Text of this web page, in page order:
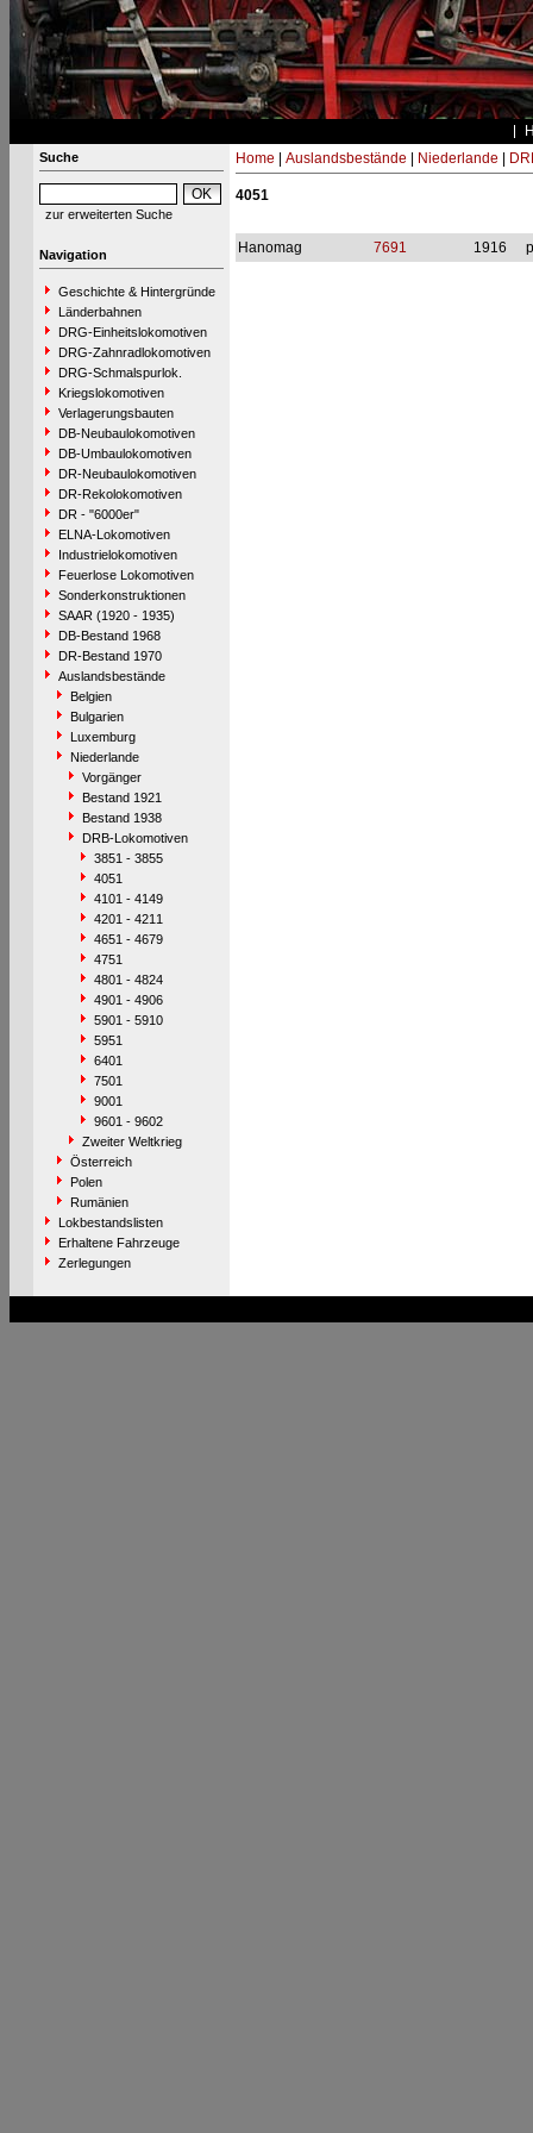
Suche
zur erweiterten Suche
Navigation
Geschichte & Hintergründe
Länderbahnen
DRG-Einheitslokomotiven
DRG-Zahnradlokomotiven
DRG-Schmalspurlok.
Kriegslokomotiven
Verlagerungsbauten
DB-Neubaulokomotiven
DB-Umbaulokomotiven
DR-Neubaulokomotiven
DR-Rekolokomotiven
DR - "6000er"
ELNA-Lokomotiven
Industrielokomotiven
Feuerlose Lokomotiven
Sonderkonstruktionen
SAAR (1920 - 1935)
DB-Bestand 1968
DR-Bestand 1970
Auslandsbestände
Belgien
Bulgarien
Luxemburg
Niederlande
Vorgänger
Bestand 1921
Bestand 1938
DRB-Lokomotiven
3851 - 3855
4051
4101 - 4149
4201 - 4211
4651 - 4679
4751
4801 - 4824
4901 - 4906
5901 - 5910
5951
6401
7501
9001
9601 - 9602
Zweiter Weltkrieg
Österreich
Polen
Rumänien
Lokbestandslisten
Erhaltene Fahrzeuge
Zerlegungen
Home Auslandsbestände Niederlande
4051
Hanomag 7691 1916